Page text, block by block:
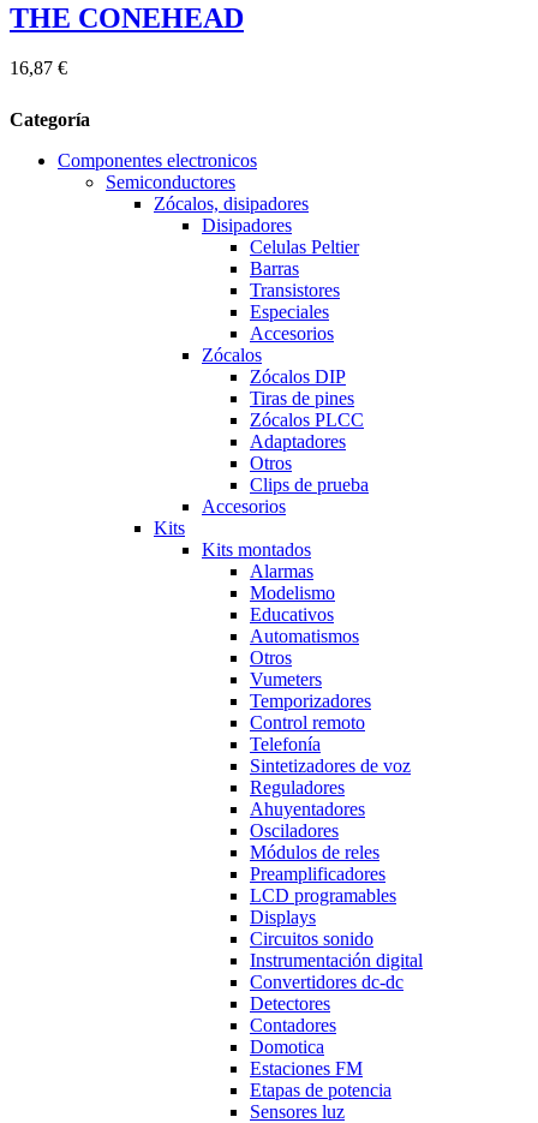
THE CONEHEAD
16,87 €
Categoría
Componentes electronicos
Semiconductores
Zócalos, disipadores
Disipadores
Celulas Peltier
Barras
Transistores
Especiales
Accesorios
Zócalos
Zócalos DIP
Tiras de pines
Zócalos PLCC
Adaptadores
Otros
Clips de prueba
Accesorios
Kits
Kits montados
Alarmas
Modelismo
Educativos
Automatismos
Otros
Vumeters
Temporizadores
Control remoto
Telefonía
Sintetizadores de voz
Reguladores
Ahuyentadores
Osciladores
Módulos de reles
Preamplificadores
LCD programables
Displays
Circuitos sonido
Instrumentación digital
Convertidores dc-dc
Detectores
Contadores
Domotica
Estaciones FM
Etapas de potencia
Sensores luz